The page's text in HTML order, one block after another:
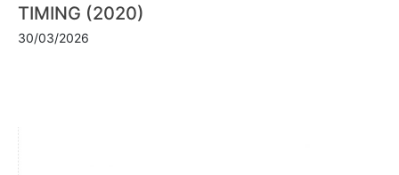
TIMING (2020)
30/03/2026